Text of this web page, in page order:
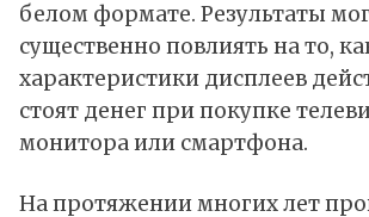
белом формате. Результаты
существенно повлиять на то,
характеристики дисплеев
стоят денег при покупке
монитора или смартфона.
На протяжении многих лет